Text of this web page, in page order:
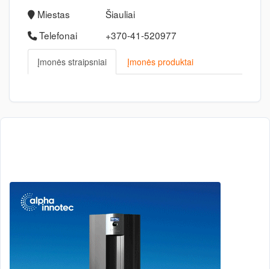
Miestas
Šiauliai
Telefonai
+370-41-520977
Įmonės straipsniai Įmonės produktai